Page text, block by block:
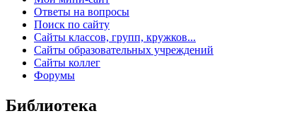
Ответы на вопросы
Поиск по сайту
Сайты классов, групп, кружков...
Сайты образовательных учреждений
Сайты коллег
Форумы
Библиотека